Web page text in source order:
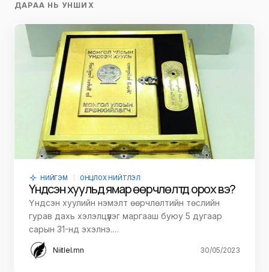
ДАРАА НЬ УНШИХ
НИЙГЭМ ОНЦЛОХ НИЙТЛЭЛ
Үндсэн хуульд ямар өөрчлөлтүүд орох вэ?
Үндсэн хуулийн нэмэлт өөрчлөлтийн төслийн
гурав дахь хэлэлцүүлэг маргааш буюу 5 дугаар
сарын 31-нд эхэлнэ.…
Niitlel.mn 30/05/2023